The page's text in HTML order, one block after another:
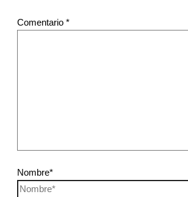
Comentario *
Nombre*